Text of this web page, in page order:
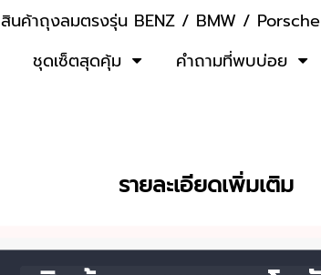
สินค้าถุงลมตรงรุ่น BENZ / BMW / Porsche
ชุดเซ็ตสุดคุ้ม คำถามที่พบบ่อย
รายละเอียดเพิ่มเติม